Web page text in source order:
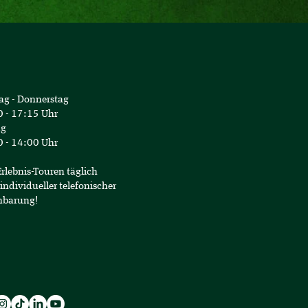
- Donnerstag
- 17:15 Uhr
- 14:00 Uhr
Touren täglich
telefonischer